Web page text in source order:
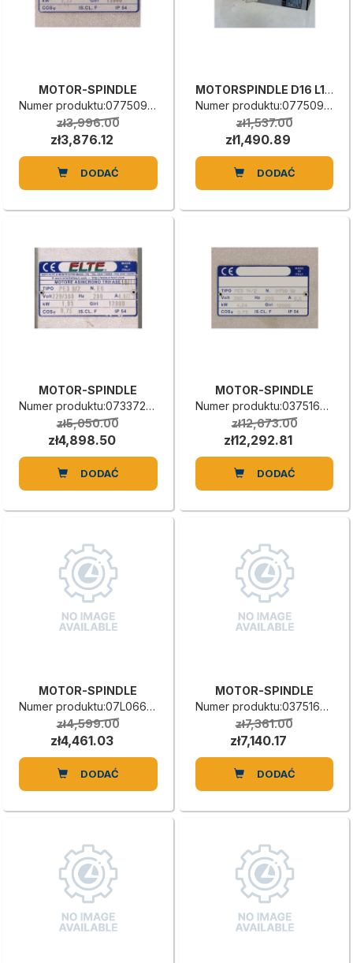
MOTOR-SPINDLE
Numer produktu:0775090017A
zł3,996.00
zł3,876.12
DODAĆ
MOTORSPINDLE D16 L13 0.35KW 12000
Numer produktu:0775090014D
zł1,537.00
zł1,490.89
DODAĆ
MOTOR-SPINDLE
Numer produktu:0733725132C
zł5,050.00
zł4,898.50
DODAĆ
MOTOR-SPINDLE
Numer produktu:0375160691E
zł12,673.00
zł12,292.81
DODAĆ
MOTOR-SPINDLE
Numer produktu:07L0669529H
zł4,599.00
zł4,461.03
DODAĆ
MOTOR-SPINDLE
Numer produktu:0375160709E
zł7,361.00
zł7,140.17
DODAĆ